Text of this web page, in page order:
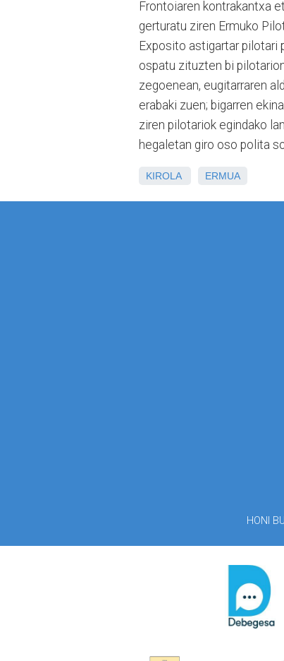
Frontoiaren kontrakantxa
gerturatu ziren Ermuko
Exposito astigartar pilotari
ospatu zituzten bi
zegoenean, eugitarraren
erabaki zuen; bigarren
ziren pilotariok egindako
hegaletan giro oso polita
KIROLA ERMUA
HONI